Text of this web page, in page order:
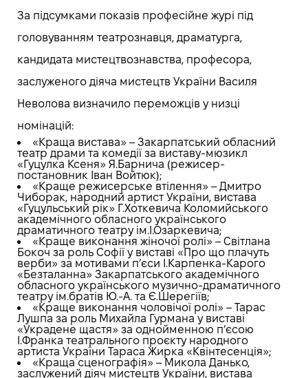
За підсумками показів професійне журі під
головуванням театрознавця, драматурга,
кандидата мистецтвознавства, професора,
заслуженого діяча мистецтв України Василя
Неволова визначило переможців у низці
номінацій:
«Краща вистава» – Закарпатський обласний
театр драми та комедії за виставу-мюзикл
«Гуцулка Ксеня» Я.Барнича (режисер-
постановник Іван Войтюк);
«Краще режисерське втілення» – Дмитро
Чиборак, народний артист України, вистава
«Гуцульський рік» Г.Хоткевича Коломийського
академічного обласного українського
драматичного театру ім.І.Озаркевича;
«Краще виконання жіночої ролі» – Світлана
Бокоч за роль Софії у виставі «Про що плачуть
верби» за мотивами п’єси І.Карпенка-Карого
«Безталанна» Закарпатського академічного
обласного українського музично-драматичного
театру ім.братів Ю.-А. та Є.Шерегіїв;
«Краще виконання чоловічої ролі» – Тарас
Лушпа за роль Михайла Гурмана у виставі
«Украдене щастя» за однойменною п’єсою
І.Франка театрального проєкту народного
артиста України Тараса Жирка «Квінтесенція»;
«Краща сценографія» – Микола Данько,
заслужений діяч мистецтв України, вистава